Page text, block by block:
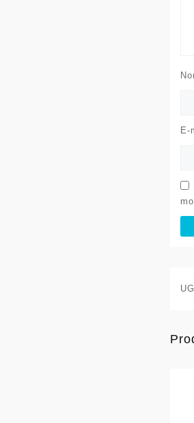
E-